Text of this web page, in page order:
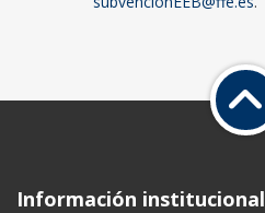
Información institucional